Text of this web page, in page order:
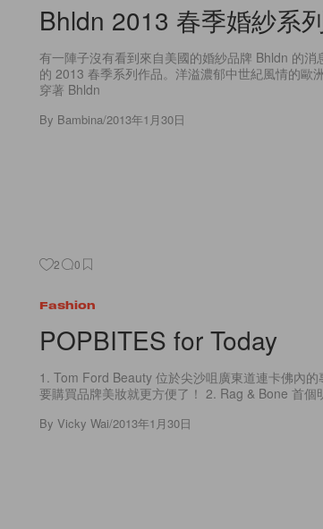
Bhldn 2013 春季婚紗系
有一陣子沒有看到來自美國的婚紗品牌 Bhldn 的
的 2013 春季系列作品。洋溢濃郁中世紀風情的歐
穿著 Bhldn
By Bambina/2013年1月30日
2 0
POPBITES for Today
1. Tom Ford Beauty 位於尖沙咀廣東道連卡佛內的
ByVicky Wai/2013年1月30日